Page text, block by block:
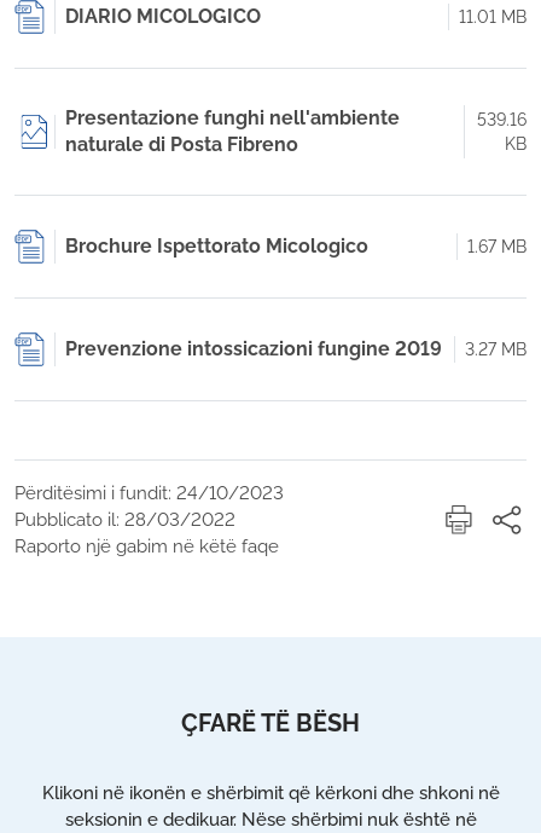
DIARIO MICOLOGICO 11.01 MB
Presentazione funghi nell'ambiente
naturale di Posta Fibreno
539.16
KB
Brochure Ispettorato Micologico 1.67 MB
Prevenzione intossicazioni fungine 2019 3.27 MB
Përditësimi i fundit: 24/10/2023
Pubblicato il: 28/03/2022
Raporto një gabim në këtë faqe
ÇFARË TË BËSH
Klikoni në ikonën e shërbimit që kërkoni dhe shkoni në
seksionin e dedikuar. Nëse shërbimi nuk është në